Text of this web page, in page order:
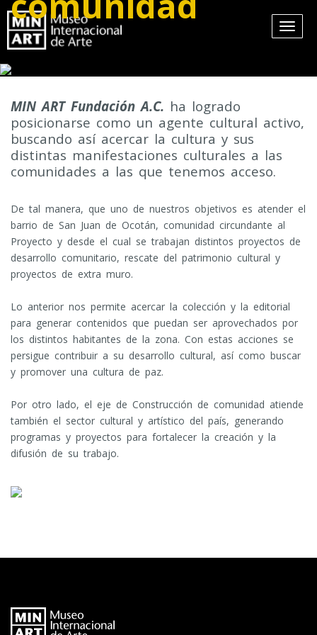
MIN ART Fundación A.C. ha logrado
posicionarse como un agente cultural activo,
buscando así acercar la cultura y sus
distintas manifestaciones culturales a las
comunidades a las que tenemos acceso.
De tal manera, que uno de nuestros objetivos es atender el
barrio de San Juan de Ocotán, comunidad circundante al
Proyecto y desde el cual se trabajan distintos proyectos de
desarrollo comunitario, rescate del patrimonio cultural y
proyectos de extra muro.
Lo anterior nos permite acercar la colección y la editorial
para generar contenidos que puedan ser aprovechados por
los distintos habitantes de la zona. Con estas acciones se
persigue contribuir a su desarrollo cultural, así como buscar
y promover una cultura de paz.
Por otro lado, el eje de Construcción de comunidad atiende
también el sector cultural y artístico del país, generando
programas y proyectos para fortalecer la creación y la
difusión de su trabajo.